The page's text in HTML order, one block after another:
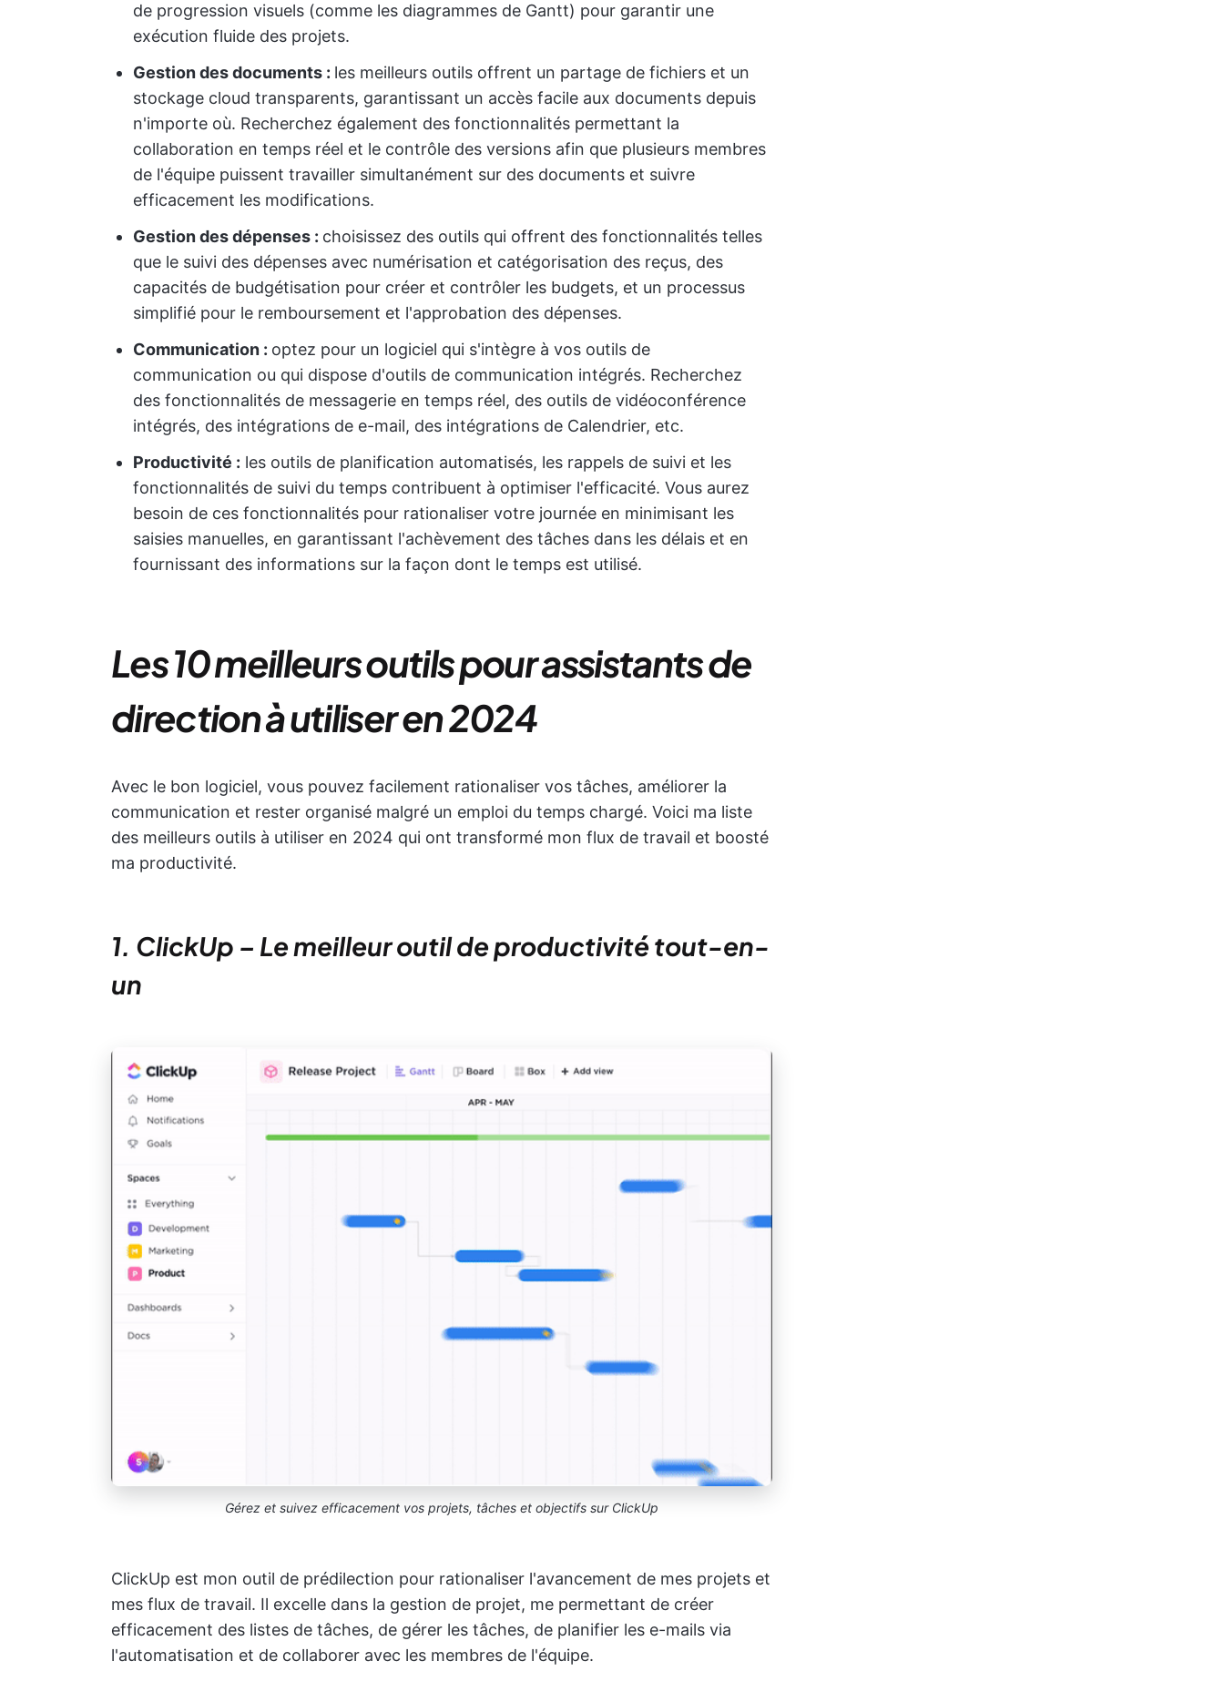
de progression visuels (comme les diagrammes de Gantt) pour garantir une
exécution fluide des projets.
Gestion des documents : les meilleurs outils offrent un partage de fichiers et un
stockage cloud transparents, garantissant un accès facile aux documents depuis
n'importe où. Recherchez également des fonctionnalités permettant la
collaboration en temps réel et le contrôle des versions afin que plusieurs membres
de l'équipe puissent travailler simultanément sur des documents et suivre
efficacement les modifications.
Gestion des dépenses : choisissez des outils qui offrent des fonctionnalités telles
que le suivi des dépenses avec numérisation et catégorisation des reçus, des
capacités de budgétisation pour créer et contrôler les budgets, et un processus
simplifié pour le remboursement et l'approbation des dépenses.
Communication : optez pour un logiciel qui s'intègre à vos outils de
communication ou qui dispose d'outils de communication intégrés. Recherchez
des fonctionnalités de messagerie en temps réel, des outils de vidéoconférence
intégrés, des intégrations de e-mail, des intégrations de Calendrier, etc.
Productivité : les outils de planification automatisés, les rappels de suivi et les
fonctionnalités de suivi du temps contribuent à optimiser l'efficacité. Vous aurez
besoin de ces fonctionnalités pour rationaliser votre journée en minimisant les
saisies manuelles, en garantissant l'achèvement des tâches dans les délais et en
fournissant des informations sur la façon dont le temps est utilisé.
Les 10 meilleurs outils pour assistants de
direction à utiliser en 2024
Avec le bon logiciel, vous pouvez facilement rationaliser vos tâches, améliorer la
communication et rester organisé malgré un emploi du temps chargé. Voici ma liste
des meilleurs outils à utiliser en 2024 qui ont transformé mon flux de travail et boosté
ma productivité.
1. ClickUp – Le meilleur outil de productivité tout-en-
un
Gérez et suivez efficacement vos projets, tâches et objectifs sur ClickUp
ClickUp est mon outil de prédilection pour rationaliser l'avancement de mes projets et
mes flux de travail. Il excelle dans la gestion de projet, me permettant de créer
efficacement des listes de tâches, de gérer les tâches, de planifier les e-mails via
l'automatisation et de collaborer avec les membres de l'équipe.